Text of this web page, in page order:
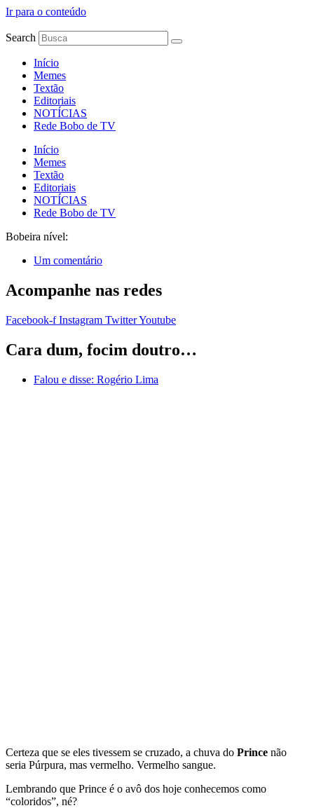
Ir para o conteúdo
Search
Início
Memes
Textão
Editoriais
NOTÍCIAS
Rede Bobo de TV
Início
Memes
Textão
Editoriais
NOTÍCIAS
Rede Bobo de TV
Bobeira nível:
Um comentário
Acompanhe nas redes
Facebook-f Instagram TwitterYoutube
Cara dum, focim doutro…
Falou e disse: Rogério Lima
Certeza que se eles tivessem se cruzado, a chuva do Prince não
seria Púrpura, mas vermelho. Vermelho sangue.
Lembrando que Prince é o avô dos hoje conhecemos como
“coloridos”, né?